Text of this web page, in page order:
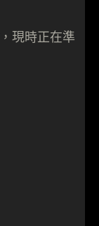
，現時正在準